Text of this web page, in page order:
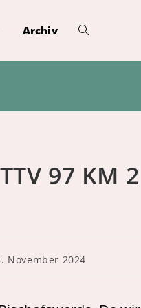
Archiv Website-
97 KM 2
November 2024